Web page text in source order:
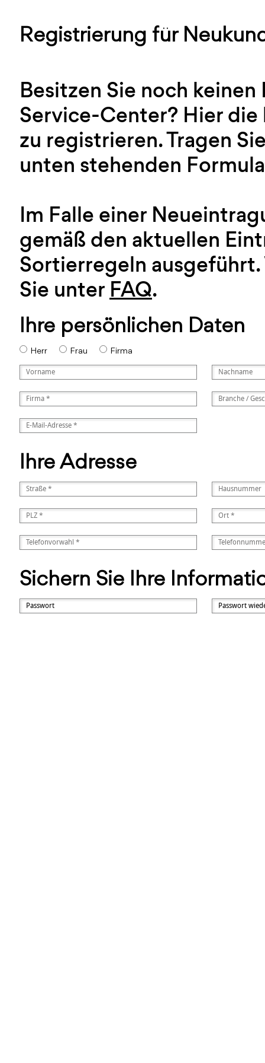
Registrierung für
Besitzen Sie noch
Service-Center? Hier
zu registrieren. Tragen
unten stehenden
Im Falle einer
gemäß den aktuellen
Sortierregeln
Sie unter FAQ.
Ihre persönlichen Daten
Herr Frau Firma
Ihre Adresse
Sichern Sie Ihre